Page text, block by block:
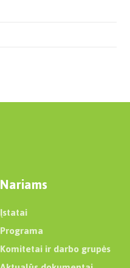
Nariams
Įstatai
Programa
Komitetai ir darbo grupės